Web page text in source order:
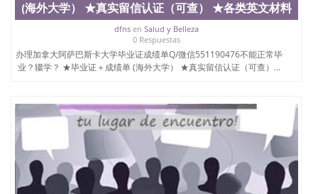
QQ微信551190476国外文凭回国认证QQ微信
551190476泰国文凭办理QQ微信551190476法国留学
回国证明QQ微信551190476 国外烫金照片QQ微信
551190476外国文凭在中国有用吗QQ微信551190476
德国留学回国证明QQ微信551190476爱尔兰留学回国
证明QQ微信551190476国外硕士文凭办理QQ微信
外文凭质量QQ微信551190476国外本科毕业证怎么办
理QQ微信551190476国外大学文凭真制作QQ微信
551190476办国外文凭可找工作QQ微信551190476国
外大学有毕业证QQ微信551190476办理国外毕业证价
格QQ微信551190476国外编号查询QQ微信551190476
办理国外文凭要交定金吗QQ微信551190476办国外可
查文凭QQ微信551190476网上购买真文凭可信吗QQ
(海外大学） ★真实留信认证（可查） ★各类英文材料
dfnsen Salud y Belleza
0 Respuestas
办理加拿大阿萨巴斯卡大学毕业证成绩单Q/微信551190476不能正常毕
业？辍学？ ★毕业证＋成绩单 (海外大学） ★真实留信认证（可查）...